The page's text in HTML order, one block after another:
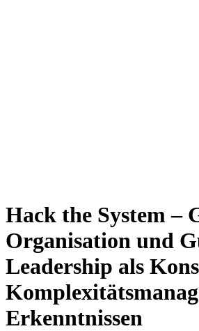
Hack the System –
Organisation und
Leadership als
Erkenntnissen